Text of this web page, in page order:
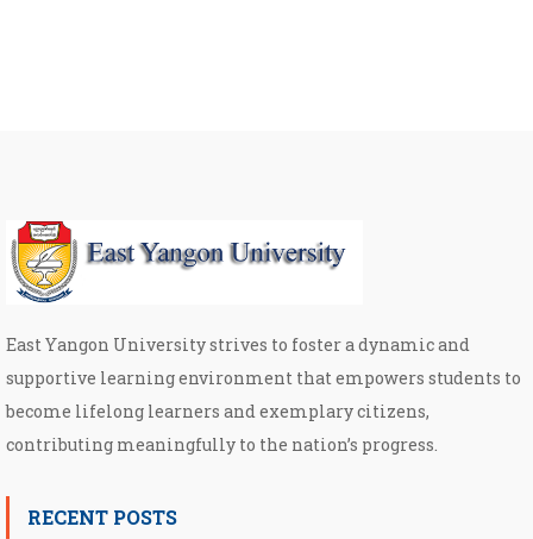
East Yangon University strives to foster a dynamic and
supportive learning environment that empowers students to
become lifelong learners and exemplary citizens,
contributing meaningfully to the nation’s progress.
RECENT POSTS